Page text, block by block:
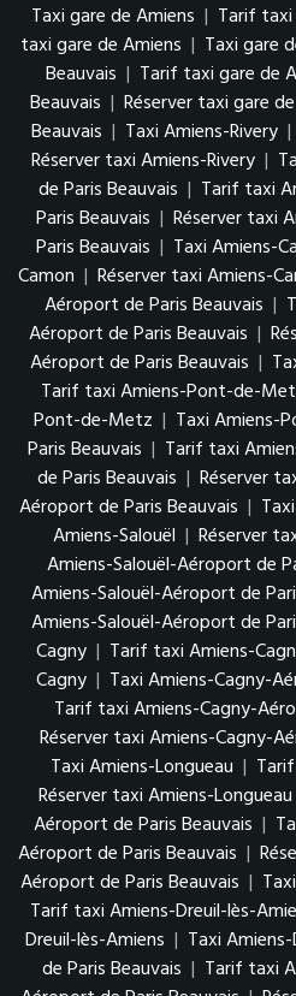
Taxi gare de Amiens | Tarif taxi
taxi gare de Amiens | Taxi gare
Beauvais | Tarif taxi gare de
Beauvais | Réserver taxi gare
Beauvais | Taxi Amiens-Rivery |
Réserver taxi Amiens-Rivery |
de Paris Beauvais | Tarif taxi
Paris Beauvais | Réserver taxi
Paris Beauvais | Taxi Amiens-
Camon | Réserver taxi Amiens-
Aéroport de Paris Beauvais |
Aéroport de Paris Beauvais |
Aéroport de Paris Beauvais |
Tarif taxi Amiens-Pont-de-
Pont-de-Metz | Taxi Amiens-
Paris Beauvais | Tarif taxi
de Paris Beauvais | Réserver
Aéroport de Paris Beauvais |
Amiens-Salouël | Réserver
Amiens-Salouël-Aéroport de
Amiens-Salouël-Aéroport de
Amiens-Salouël-Aéroport de
Cagny | Tarif taxi Amiens-
Cagny | Taxi Amiens-Cagny-
Tarif taxi Amiens-Cagny-
Réserver taxi Amiens-Cagny-
Taxi Amiens-Longueau |
Réserver taxi Amiens-Longueau
Aéroport de Paris Beauvais |
Aéroport de Paris Beauvais |
Aéroport de Paris Beauvais |
Tarif taxi Amiens-Dreuil-lès-
Dreuil-lès-Amiens | Taxi
de Paris Beauvais | Tarif taxi